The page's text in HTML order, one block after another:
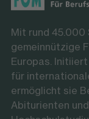
Mit rund
gemeinnützige
Europas.
für
ermöglicht sie
Abiturienten